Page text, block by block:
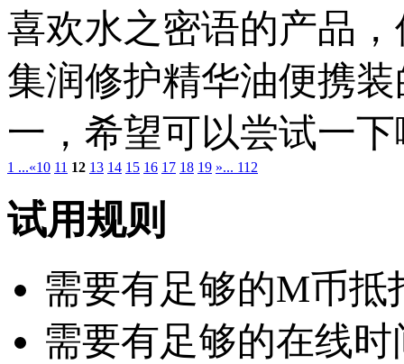
喜欢水之密语的产品
集润修护精华油便携
一，希望可以尝试一
1 ...«10 11 12 13 14 15 16 17 18 19 »... 112
试用规则
需要有足够的M币抵
需要有足够的在线